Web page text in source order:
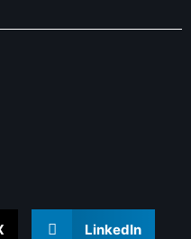
LinkedIn